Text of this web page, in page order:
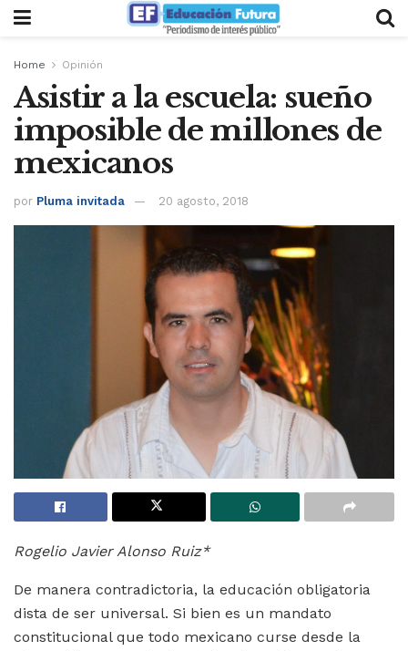
Home Opinión
Asistir a la escuela: sueño
imposible de millones de
mexicanos
por Pluma invitada 20 agosto, 2018
Rogelio Javier Alonso Ruiz*
De manera contradictoria, la educación obligatoria
dista de ser universal. Si bien es un mandato
constitucional que todo mexicano curse desde la